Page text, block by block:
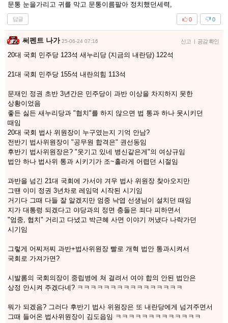
문통 눈을가리고 귀를 막고 문통이름팔아 정치했던세력,
답글 0
0
써펜트 나가 25-06-24 07:16 신고 공감 확인
20대 국회 민주당 123석 새누리당 (지금의 내란당) 122석
21대 국회 민주당 155석 내란의힘 113석
문재인 정권 초반 3년간은 민주당이 과반 이상을 차지하지 못한
상황이었음
좋든 싫든 새누리당과 "협치"를 하지 않으면 법 통과 하나 못시키던
때임
20대 국회 법사 위원장이 누구였는지 기억 안남?
전반기 법사위원장이 "공무원 합격은" 권선동임
후반기 법사위원장은? "웃기고 있네 병신같은게"의 여상규임
법안 하나 법사위 통과 시키기가 조~홀라게 어렵던 시절임
과반을 넘긴 21대 국회에 가서야 겨우 법사 위원장 찾아오지만
그땐 이미 정권 3년차로 레임덕 시작된 시기임
거기다 그때 다들 잘 알겠지만 엄중 낙엽 선생님이 설치던 때임
지가 대통령 되겠다고 야당과의 정면 충돌은 죄다 피하면서
"엄중, 협치" 거리고 다녔고 박근혜 사면 이야기 꺼냈다 나락가던
시기임
그렇게 어찌저찌 과반+법사위원장 빨로 개혁 법안 통과시켜서
국회로 가져가면?
시발롬의 국회의장이 중립병에 쳐 걸려서 여야 합의 안된 법안은
상정 안시켜 주겠다네? ㅋㅋㅋㅋㅋㅋㅋㅋㅋㅋㅋㅋㅋㅋㅋㅋ
뭐가 되겠음? 그러다 후반기 법사 위원장은 또 내란당에게 넘겨주면서
그때 들어온 법사위원장이 김도읍임 ㅋㅋㅋㅋㅋㅋㅋㅋㅋㅋㅋㅋㅋ